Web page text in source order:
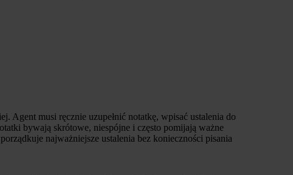
Agent musi ręcznie uzupełnić notatkę, wpisać ustalenia do
bywają skrótowe, niespójne i często pomijają ważne
najważniejsze ustalenia bez konieczności pisania